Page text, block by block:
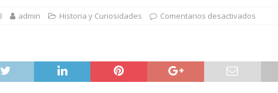
[ 6 agosto, 2026 ] A Estado no le importan las personas vulnerables: Waldo
admin Historia y Curiosidades Comentarios desactivados